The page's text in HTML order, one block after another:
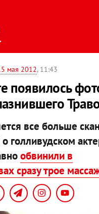
мая 2012, 11:43
появилось
все больше
голливудском
обвинили в
сразу трое